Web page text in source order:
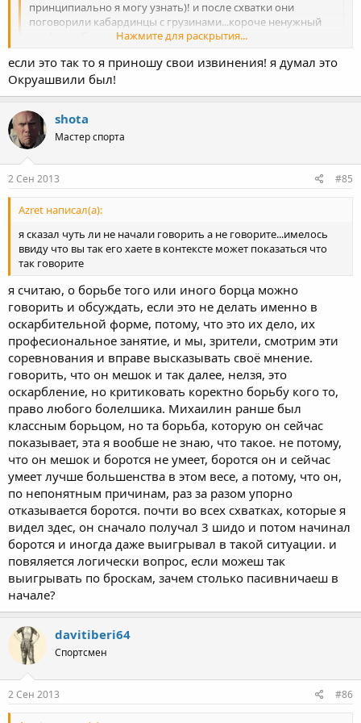
принципиально я могу узнать)! и после схватки они
поговорили кабардинцы с грузинами...короче ненужный
конфликт был из-за него! я к этому! перестань говорить что
сплетни это когда за спинами людей обсуждают! я могу
ему это и в лицо сказать что он эту ситуацию создал
Нажмите для раскрытия...
ты путаеш Окруашвили с Гуджеджиани, я помню эту ситуацию
с Камбиевым, когда Гуджеджиани сгрубил непонятно. про
Окуруашвили я не слишал, что ему своиственно такое
поведение.
Нажмите для раскрытия...
если это так то я приношу свои извинения! я думал это
Окруашвили был!
shota
Мастер спорта
2 Сен 2013 #85
Azret написал(а):
я сказал чуть ли не начали говорить а не говорите...имелось
ввиду что вы так его хаете в контексте может показаться что
так говорите
я считаю, о борьбе того или иного борца можно
говорить и обсуждать, если это не делать именно в
оскарбительной форме, потому, что это их дело, их
професиональное занятие, и мы, зрители, смотрим эти
соревнования и вправе высказывать своё мнение.
говорить, что он мешок и так далее, нелзя, это
оскарбление, но критиковать коректно борьбу кого то,
право любого болелшика. Михаилин ранше был
классным борьцом, но та борьба, которую он сейчас
показывает, эта я вообше не знаю, что такое. не потому,
что он мешок и боротся не умеет, боротся он и сейчас
умеет лучше большенства в этом весе, а потому, что он,
по непонятным причинам, раз за разом упорно
отказывается боротся. почти во всех схватках, которые я
видел здес, он сначало получал 3 шидо и потом начинал
боротся и иногда даже выигрывал в такой ситуации. и
повяляется логически вопрос, если можеш так
выигрывать по броскам, зачем столько пасивничаеш в
начале?
davitiberi64
Спортсмен
2 Сен 2013 #86